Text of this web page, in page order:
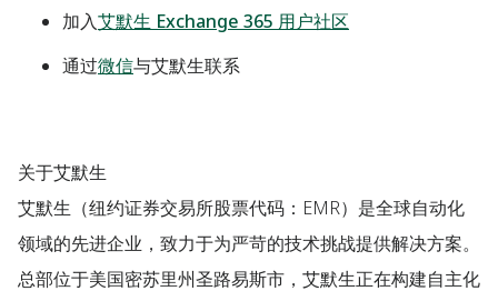
加入艾默生 Exchange 365 用户社区
通过微信与艾默生联系
关于艾默生
艾默生（纽约证券交易所股票代码：EMR）是全球自动化
领域的先进企业，致力于为严苛的技术挑战提供解决方案。
总部位于美国密苏里州圣路易斯市，艾默生正在构建自主化